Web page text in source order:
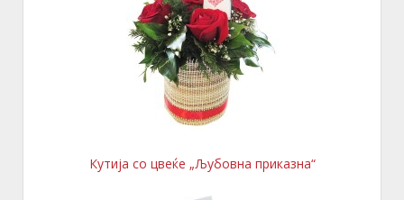
Кутија со цвеќе „Љубовна приказна“